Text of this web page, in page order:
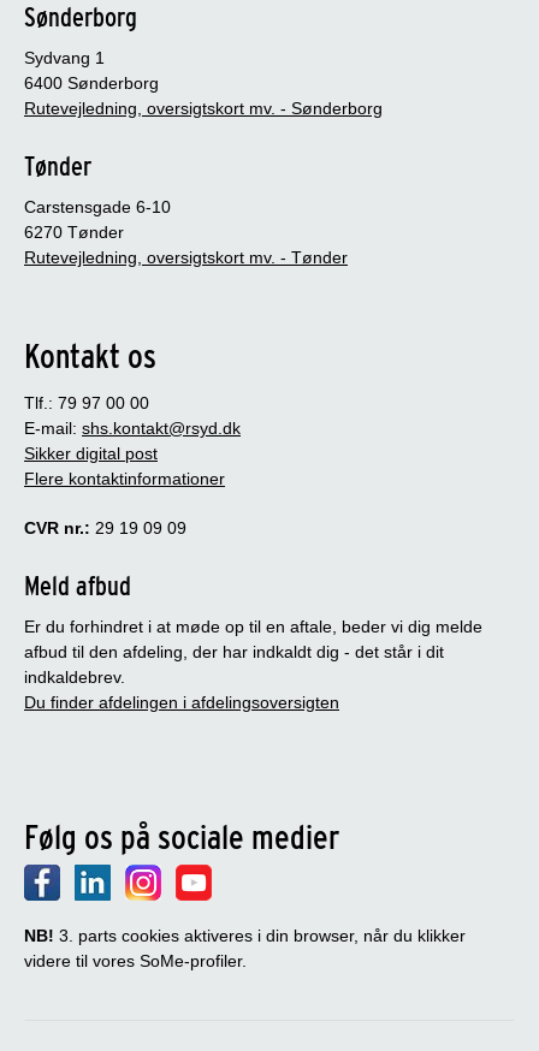
Sønderborg
Sydvang 1
6400 Sønderborg
Rutevejledning, oversigtskort mv. - Sønderborg
Tønder
Carstensgade 6-10
6270 Tønder
Rutevejledning, oversigtskort mv. - Tønder
Kontakt os
Tlf.: 79 97 00 00
E-mail: shs.kontakt@rsyd.dk
Sikker digital post
Flere kontaktinformationer
CVR nr.: 29 19 09 09
Meld afbud
Er du forhindret i at møde op til en aftale, beder vi dig melde
afbud til den afdeling, der har indkaldt dig - det står i dit
indkaldebrev.
Du finder afdelingen i afdelingsoversigten
Følg os på sociale medier
NB! 3. parts cookies aktiveres i din browser, når du klikker
videre til vores SoMe-profiler.